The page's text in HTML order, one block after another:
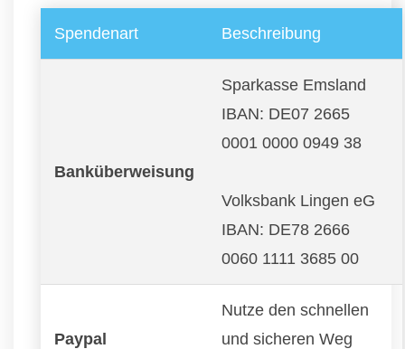
Spendenart Beschreibung
Banküberweisung
Sparkasse Emsland
IBAN: DE07 2665
0001 0000 0949 38
Volksbank Lingen eG
IBAN: DE78 2666
0060 1111 3685 00
Paypal
Nutze den schnellen
und sicheren Weg